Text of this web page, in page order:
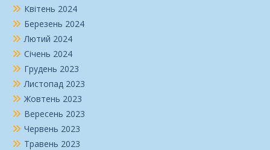
Квітень 2024
Березень 2024
Лютий 2024
Січень 2024
Грудень 2023
Листопад 2023
Жовтень 2023
Вересень 2023
Червень 2023
Травень 2023